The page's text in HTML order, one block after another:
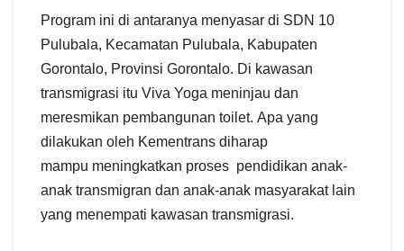
Program ini di antaranya menyasar di SDN 10
Pulubala, Kecamatan Pulubala, Kabupaten
Gorontalo, Provinsi Gorontalo. Di kawasan
transmigrasi itu Viva Yoga meninjau dan
meresmikan pembangunan toilet. Apa yang
dilakukan oleh Kementrans diharap
mampu meningkatkan proses pendidikan anak-
anak transmigran dan anak-anak masyarakat lain
yang menempati kawasan transmigrasi.